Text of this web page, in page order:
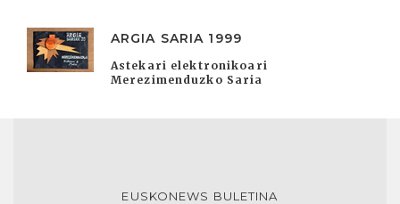
ARGIA SARIA 1999
Astekari elektronikoari
Merezimenduzko Saria
EUSKONEWS BULETINA